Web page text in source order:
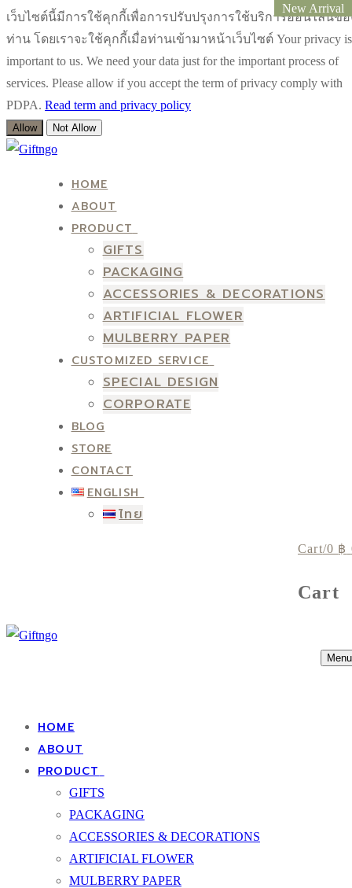
เว็บไซต์นี้มีการใช้คุกกี้เพื่อการปรับปรุงการใช้บริการออนไลน์ขอ
ท่าน โดยเราจะใช้คุกกี้เมื่อท่านเข้ามาหน้าเว็บไซต์ Your privacy is
important to us. We need your data just for the important process of
services. Please allow if you accept the term of privacy comply with
PDPA. Read term and privacy policy
Allow Not Allow
Skip
Menu
Close
HOME
ABOUT
PRODUCT
GIFTS
PACKAGING
ACCESSORIES & DECORATIONS
ARTIFICIAL FLOWER
MULBERRY PAPER
CUSTOMIZED SERVICE
SPECIAL DESIGN
CORPORATE
BLOG
STORE
CONTACT
ENGLISH
ไทย
Cart/0 ฿
Cart
Menu
HOME
ABOUT
PRODUCT
GIFTS
PACKAGING
ACCESSORIES & DECORATIONS
ARTIFICIAL FLOWER
MULBERRY PAPER
New Arrival
New Arrival
New Arrival
New Arrival